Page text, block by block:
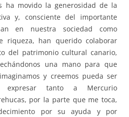
ha movido la generosidad de la
y, consciente del importante
en nuestra sociedad como
riqueza, han querido colaborar
del patrimonio cultural canario,
una mano para que
y creemos pueda ser
expresar tanto a Mercurio
por la parte que me toca,
por su ayuda y por